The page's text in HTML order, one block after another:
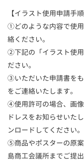
【イラスト使用申請手順
①どのような内容で使
絡ください。
②下記の「イラスト使
ださい。
③いただいた申請書を
をご連絡いたします。
④使用許可の場合、画
ドレスをお知らせいた
ンロードしてください。
⑤商品やポスターの原
島商工会議所までご提出